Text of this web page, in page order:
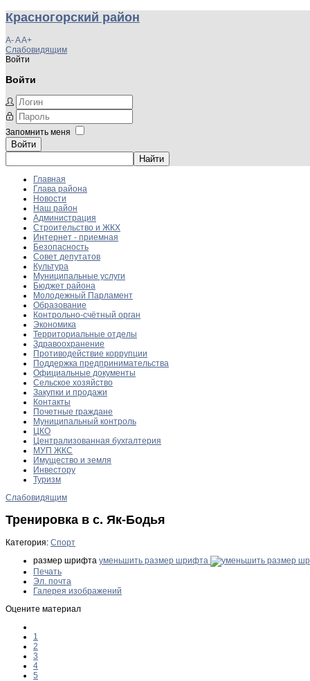
Красногорский район
A-AA+
Слабовидящим
Войти
Войти
Запомнить меня
Войти
Главная
Глава района
Новости
Наш район
Администрация
Строительство и ЖКХ
Интернет - приемная
Безопасность
Совет депутатов
Культура
Муниципальные услуги
Бюджет района
Молодежный Парламент
Образование
Контрольно-счётный орган
Экономика
Территориальные отделы
Здравоохранение
Противодействие коррупции
Поддержка предпринимательства
Официальные документы
Сельское хозяйство
Закупки и продажи
Контакты
Почетные граждане
Муниципальный контроль
ЦКО
Централизованная бухгалтерия
МУП ЖКС
Имущество и земля
Инвестору
Туризм
Слабовидящим
Тренировка в с. Як-Бодья
Категория: Спорт
размер шрифта уменьшить размер шрифта
Печать
Эл. почта
Галерея изображений
Оцените материал
1
2
3
4
5